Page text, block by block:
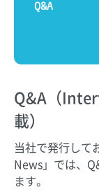
Q&A
Q&A（
載）
当社で発行して
News」では、
ます。